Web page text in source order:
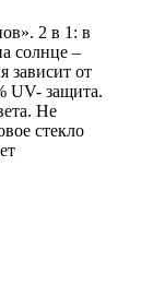
2 в 1: в
солнце –
зависит от
UV- защита.
Не
стекло